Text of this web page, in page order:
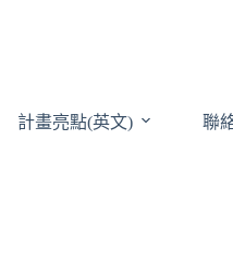
計畫亮點(英文) 聯